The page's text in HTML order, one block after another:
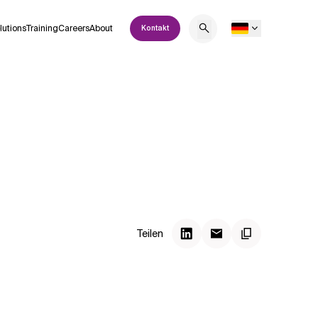
TrainingCareersAbout Kontakt
Teilen